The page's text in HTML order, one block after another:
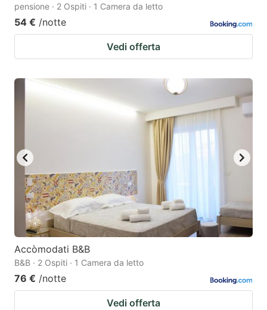
pensione · 2 Ospiti · 1 Camera da letto
54 € /notte
Vedi offerta
Accòmodati B&B
B&B · 2 Ospiti · 1 Camera da letto
76 € /notte
Vedi offerta